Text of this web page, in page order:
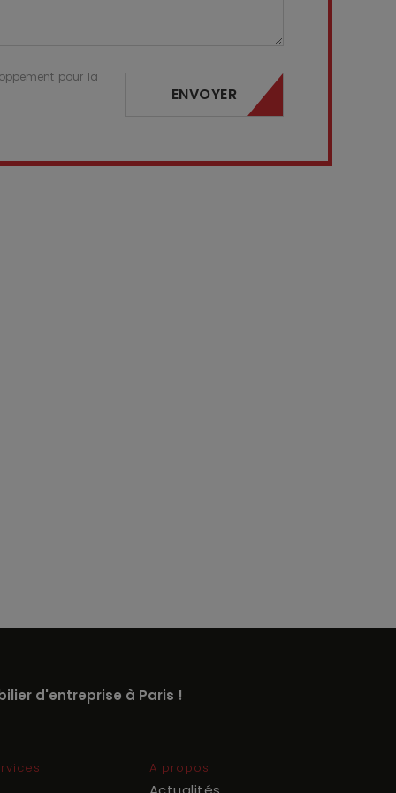
pour la
ENVOYER
d'entreprise à Paris !
A propos